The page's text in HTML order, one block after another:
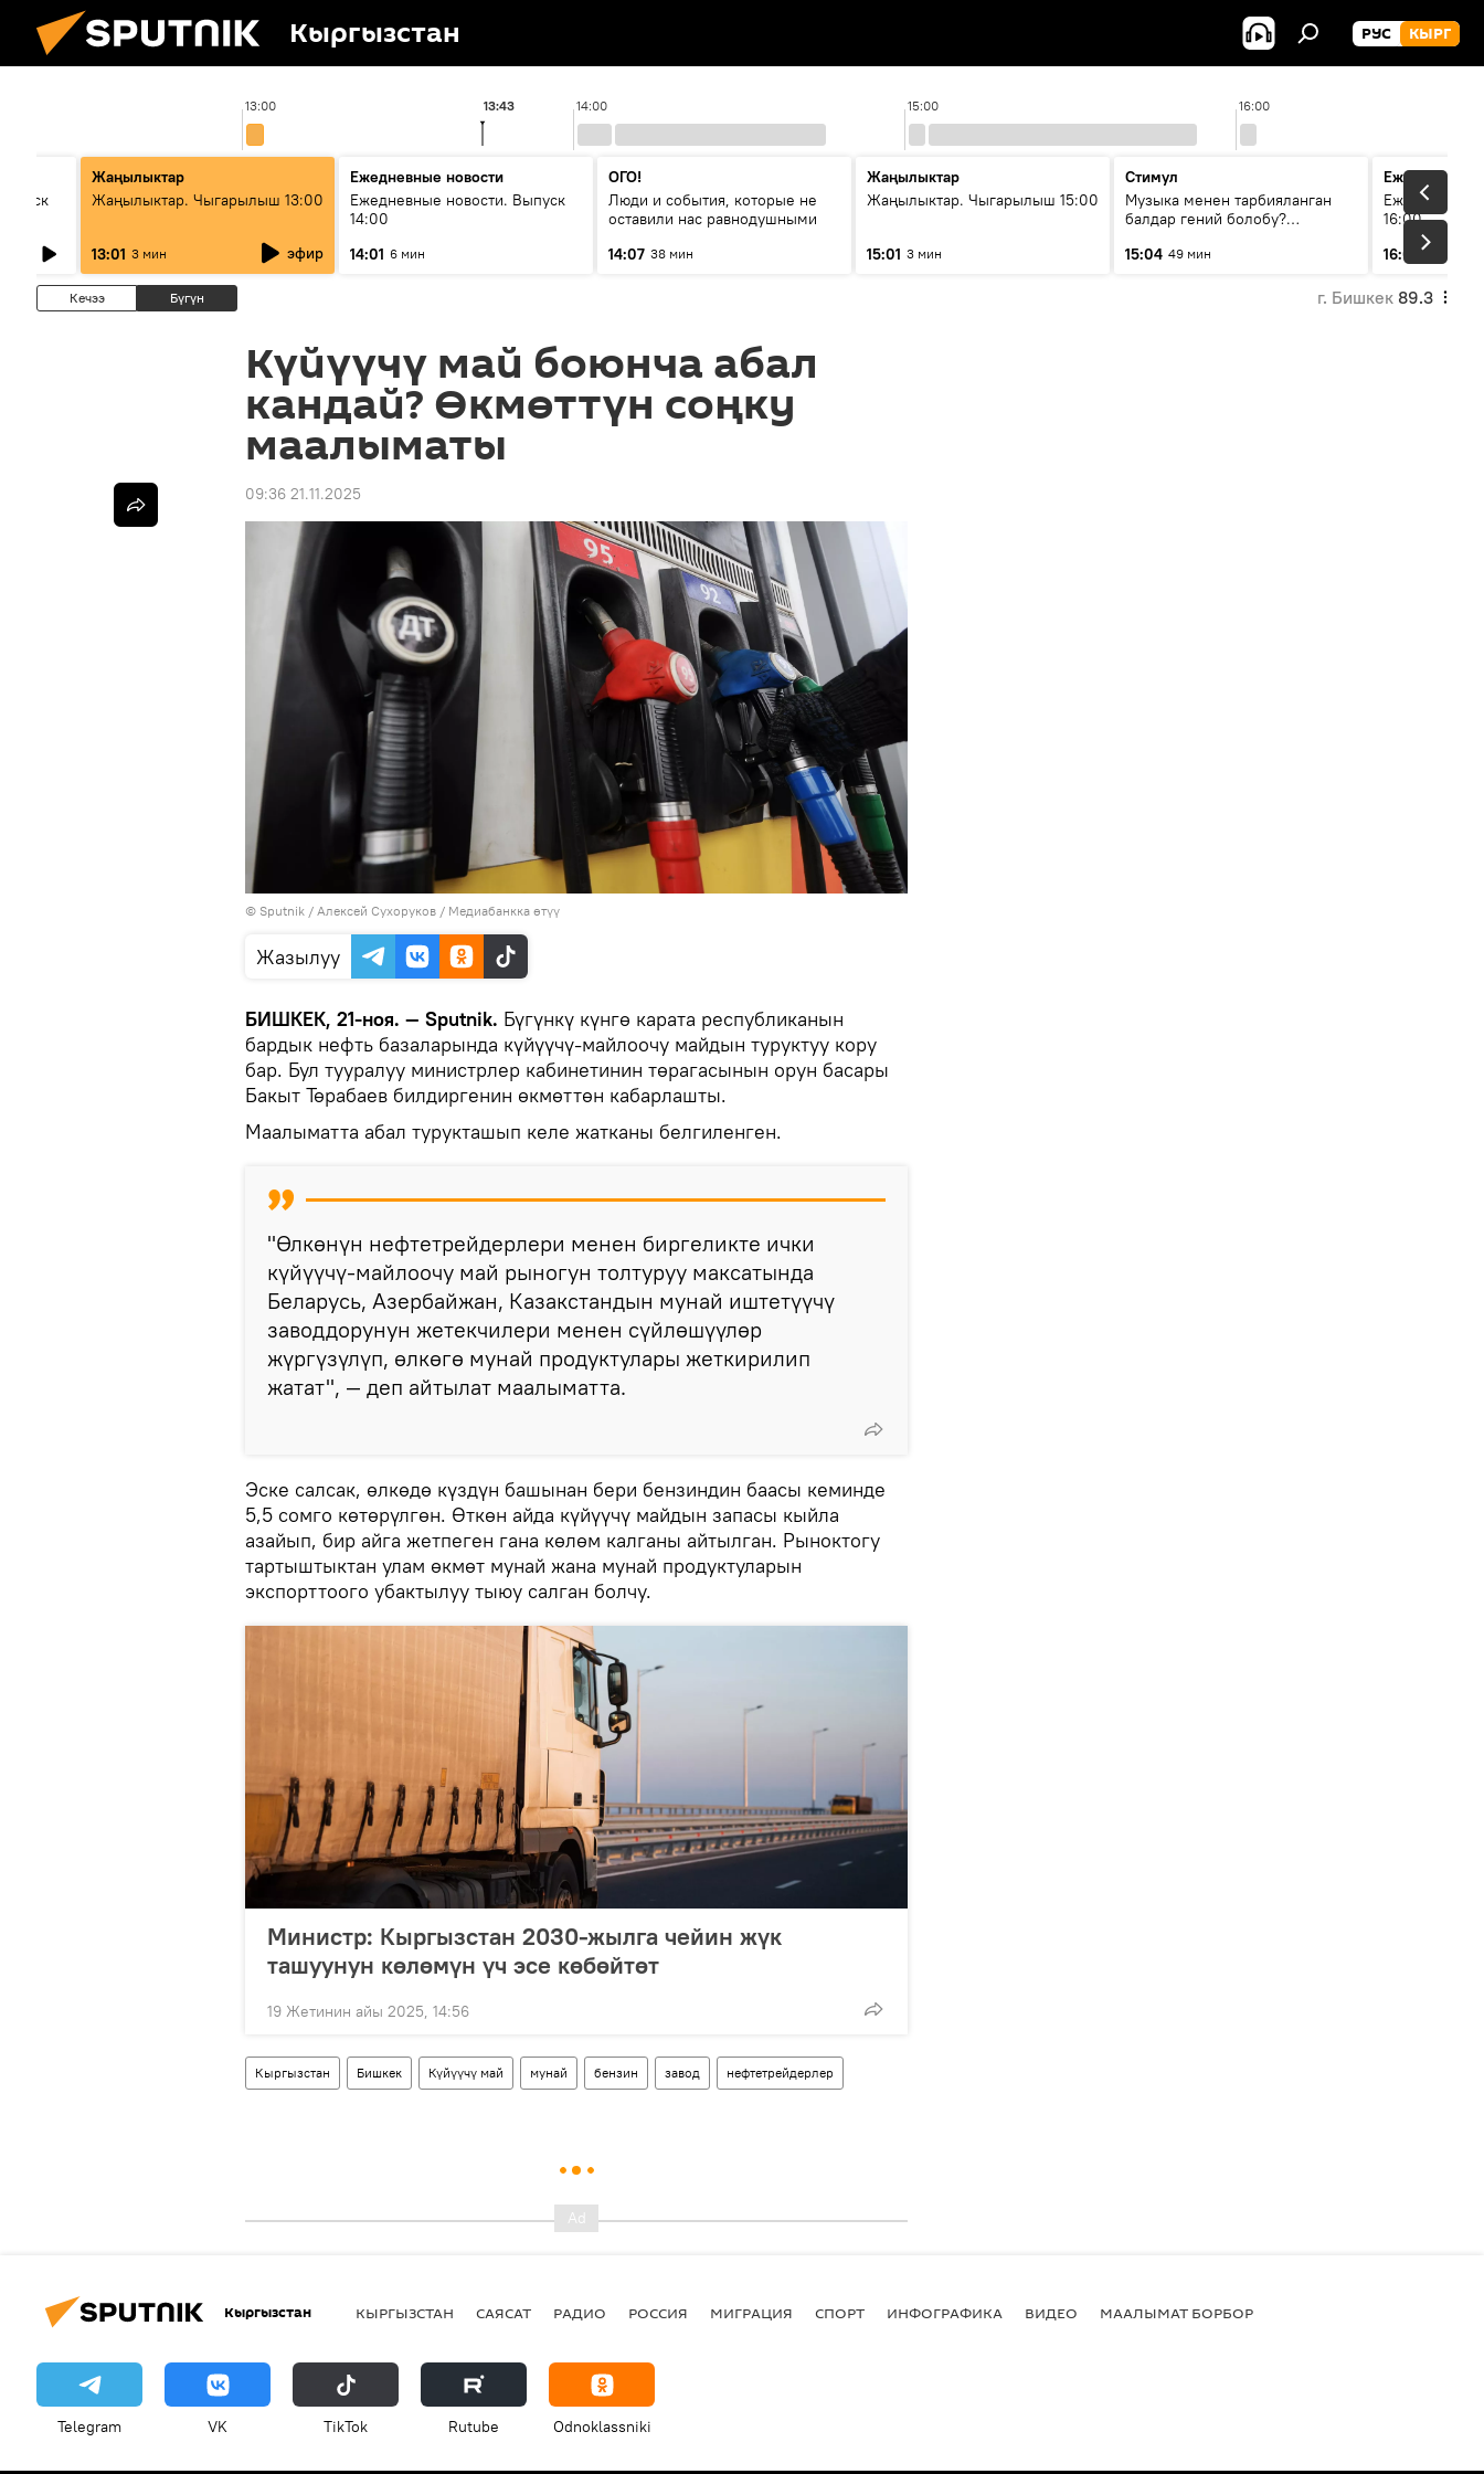
Кыргызстан РУС КЫРГ
13:00 14:00 15:00 16:00
13:43
Жаңылыктар
Жаңылыктар. Чыгарылыш 13:00
13:01 3 мин эфир
Ежедневные новости
Ежедневные новости. Выпуск
14:00
14:01 6 мин
ОГО!
Люди и события, которые не
оставили нас равнодушными
14:07 38 мин
Жаңылыктар
Жаңылыктар. Чыгарылыш 15:00
15:01 3 мин
Стимул
Музыка менен тарбияланган
балдар гений болобу?
музыканын орду
15:04 49 мин
Ежедневные
Ежедневные
16:00
16:01
3 мин
Кечээ Бүгүн г. Бишкек 89.3
Күйүүчү май боюнча абал
кандай? Өкмөттүн соңку
маалыматы
09:36 21.11.2025
© Sputnik / Алексей Сухоруков / Медиабанкка өтүү
Жазылуу
БИШКЕК, 21-ноя. — Sputnik. Бүгүнкү күнгө карата республиканын
бардык нефть базаларында күйүүчү-майлоочу майдын туруктуу кору
бар. Бул тууралуу министрлер кабинетинин төрагасынын орун басары
Бакыт Төрабаев билдиргенин өкмөттөн кабарлашты.
Маалыматта абал турукташып келе жатканы белгиленген.
"Өлкөнүн нефтетрейдерлери менен биргеликте ички
күйүүчү-майлоочу май рыногун толтуруу максатында
Беларусь, Азербайжан, Казакстандын мунай иштетүүчү
заводдорунун жетекчилери менен сүйлөшүүлөр
жүргүзүлүп, өлкөгө мунай продуктулары жеткирилип
жатат", — деп айтылат маалыматта.
Эске салсак, өлкөдө күздүн башынан бери бензиндин баасы кеминде
5,5 сомго көтөрүлгөн. Өткөн айда күйүүчү майдын запасы кыйла
азайып, бир айга жетпеген гана көлөм калганы айтылган. Рыноктогу
тартыштыктан улам өкмөт мунай жана мунай продуктуларын
экспорттоого убактылуу тыюу салган болчу.
Министр: Кыргызстан 2030-жылга чейин жүк
ташуунун көлөмүн үч эсе көбөйтөт
19 Жетинин айы 2025, 14:56
Кыргызстан Бишкек Күйүүчү май мунай бензин завод нефтетрейдерлер
Кыргызстан КЫРГЫЗСТАН САЯСАТ РАДИО РОССИЯ МИГРАЦИЯ СПОРТ ИНФОГРАФИКА ВИДЕО МААЛЫМАТ БОРБОР
Telegram VK ТikТоk Rutube Odnoklassniki